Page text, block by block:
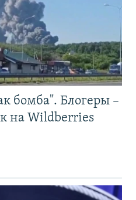
бомба". Блогеры –
на Wildberries